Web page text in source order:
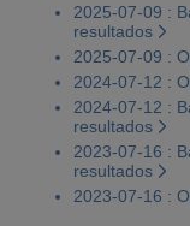
2025-07-09 :
resultados
2025-07-09 :
2024-07-12 :
2024-07-12 :
resultados
2023-07-16 :
resultados
2023-07-16 :